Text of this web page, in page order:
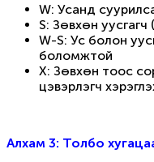
W: Усанд
S: Зөвхөн
W-S: Ус болон
боломжтой
X: Зөвхөн тоос
цэвэрлэгч
Алхам 3: Толбо